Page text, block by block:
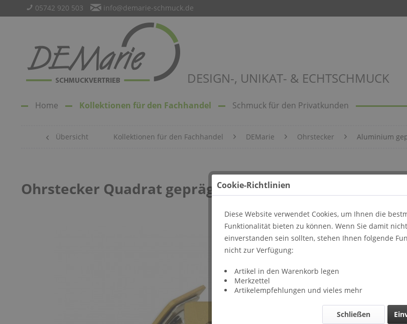
05742 920 503 info@demarie-schmuck.de
DESIGN-, UNIKAT- & ECHTSCHMUCK
Home Kollektionen für den Fachhandel Schmuck für den Privatkunden
Übersicht Kollektionen für den Fachhandel DEMarie Ohrstecker Aluminium
Ohrstecker Quadrat geprägt Bild 504
Cookie-Richtlinien
Diese Website verwendet Cookies, um Ihnen die
Funktionalität bieten zu können. Wenn Sie damit nicht
einverstanden sein sollten, stehen Ihnen folgende
nicht zur Verfügung:
Artikel in den Warenkorb legen
Merkzettel
Artikelempfehlungen und vieles mehr
Schließen